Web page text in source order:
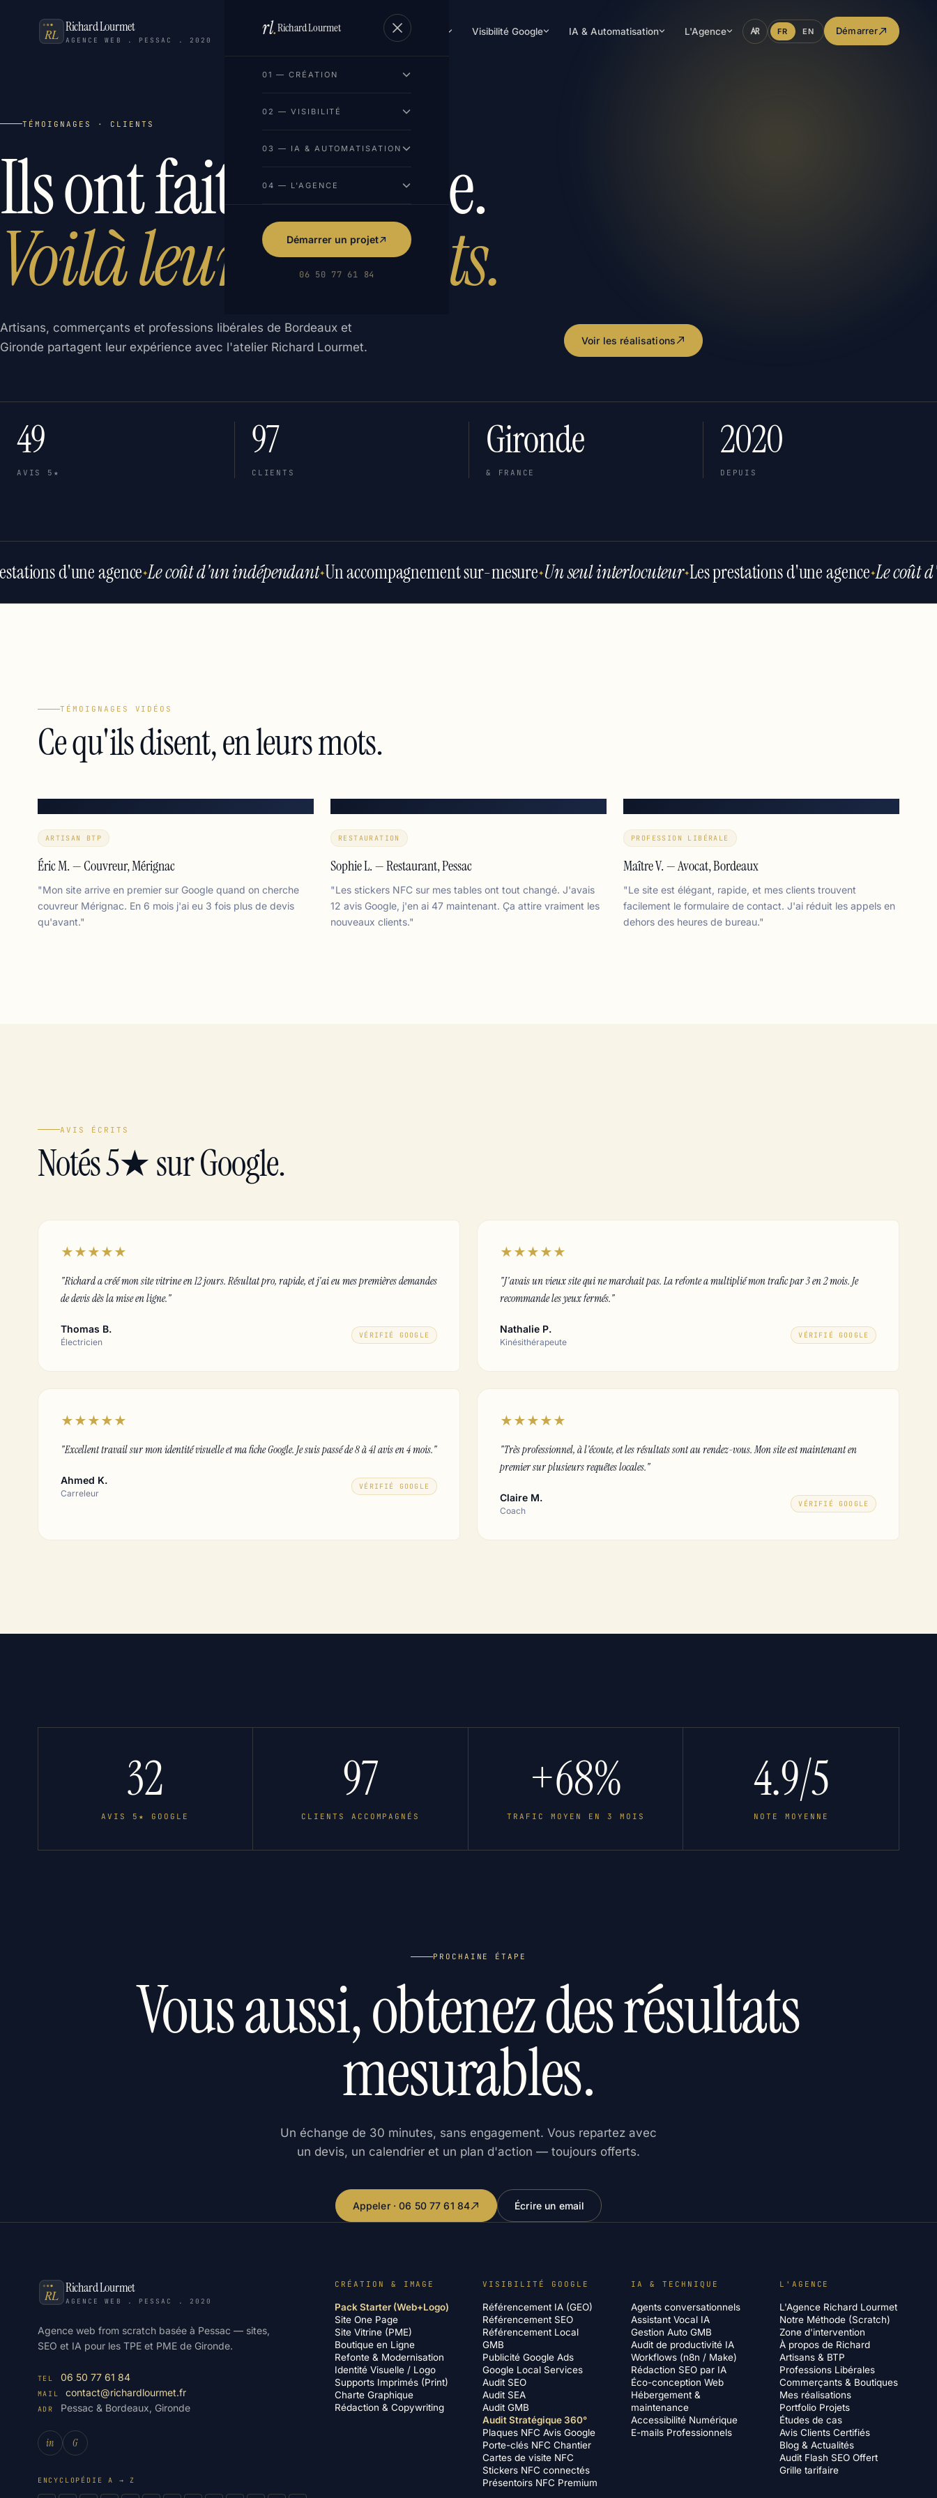
Richard Lourmet
AGENCE WEB . PESSAC . 2020
Création de site Visibilité Google IA & Automatisation L'Agence FR EN Démarrer
rl.Richard Lourmet
01 — CRÉATION
02 — VISIBILITÉ
03 — IA & AUTOMATISATION
04 — L'AGENCE
Démarrer un projet
06 50 77 61 84
TÉMOIGNAGES · CLIENTS
Ils ont fait confiance.
Voilà leurs résultats.
Artisans, commerçants et professions libérales de Bordeaux et
Gironde partagent leur expérience avec l'atelier Richard Lourmet.
Voir les réalisations
49
AVIS 5★
97
CLIENTS
Gironde
& FRANCE
2020
DEPUIS
d'une agence✦Le coût d'un indépendant✦Un accompagnement sur-mesure✦Un seul interlocuteur✦Les prestations d'une agence✦Le coût
TÉMOIGNAGES VIDÉOS
Ce qu'ils disent, en leurs mots.
ARTISAN BTP
Éric M. — Couvreur, Mérignac
"Mon site arrive en premier sur Google quand on cherche
couvreur Mérignac. En 6 mois j'ai eu 3 fois plus de devis
qu'avant."
RESTAURATION
Sophie L. — Restaurant, Pessac
"Les stickers NFC sur mes tables ont tout changé. J'avais
12 avis Google, j'en ai 47 maintenant. Ça attire vraiment les
nouveaux clients."
PROFESSION LIBÉRALE
Maître V. — Avocat, Bordeaux
"Le site est élégant, rapide, et mes clients trouvent
facilement le formulaire de contact. J'ai réduit les appels en
dehors des heures de bureau."
AVIS ÉCRITS
Notés 5★ sur Google.
★★★★★
"Richard a créé mon site vitrine en 12 jours. Résultat pro, rapide, et j'ai eu mes premières demandes
de devis dès la mise en ligne."
Thomas B.
Électricien
VÉRIFIÉ GOOGLE
★★★★★
"J'avais un vieux site qui ne marchait pas. La refonte a multiplié mon trafic par 3 en 2 mois. Je
recommande les yeux fermés."
Nathalie P.
Kinésithérapeute
VÉRIFIÉ GOOGLE
★★★★★
"Excellent travail sur mon identité visuelle et ma fiche Google. Je suis passé de 8 à 41 avis en 4 mois."
Ahmed K.
Carreleur
VÉRIFIÉ GOOGLE
★★★★★
"Très professionnel, à l'écoute, et les résultats sont au rendez-vous. Mon site est maintenant en
premier sur plusieurs requêtes locales."
Claire M.
Coach
VÉRIFIÉ GOOGLE
32
AVIS 5★ GOOGLE
97
CLIENTS ACCOMPAGNÉS
+68%
TRAFIC MOYEN EN 3 MOIS
4.9/5
NOTE MOYENNE
PROCHAINE ÉTAPE
Vous aussi, obtenez des résultats
mesurables.
Un échange de 30 minutes, sans engagement. Vous repartez avec
un devis, un calendrier et un plan d'action — toujours offerts.
Appeler · 06 50 77 61 84 Écrire un email
Richard Lourmet
AGENCE WEB . PESSAC . 2020
Agence web from scratch basée à Pessac — sites,
SEO et IA pour les TPE et PME de Gironde.
TEL 06 50 77 61 84
MAIL contact@richardlourmet.fr
ADR Pessac & Bordeaux, Gironde
in G
ENCYCLOPÉDIE A → Z
CRÉATION & IMAGE
Pack Starter (Web+Logo)
Site One Page
Site Vitrine (PME)
Boutique en Ligne
Refonte & Modernisation
Identité Visuelle / Logo
Supports Imprimés (Print)
Charte Graphique
Rédaction & Copywriting
VISIBILITÉ GOOGLE
Référencement IA (GEO)
Référencement SEO
Référencement Local
GMB
Publicité Google Ads
Google Local Services
Audit SEO
Audit SEA
Audit GMB
Audit Stratégique 360°
Plaques NFC Avis Google
Porte-clés NFC Chantier
Cartes de visite NFC
Stickers NFC connectés
Présentoirs NFC Premium
IA & TECHNIQUE
Agents conversationnels
Assistant Vocal IA
Gestion Auto GMB
Audit de productivité IA
Workflows (n8n / Make)
Rédaction SEO par IA
Éco-conception Web
Hébergement &
maintenance
Accessibilité Numérique
E-mails Professionnels
L'AGENCE
L'Agence Richard Lourmet
Notre Méthode (Scratch)
Zone d'intervention
À propos de Richard
Artisans & BTP
Professions Libérales
Commerçants & Boutiques
Mes réalisations
Portfolio Projets
Études de cas
Avis Clients Certifiés
Blog & Actualités
Audit Flash SEO Offert
Grille tarifaire